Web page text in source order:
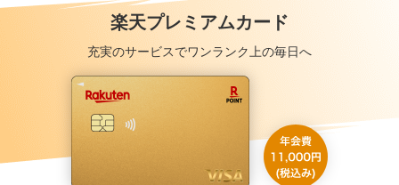
楽天プレミアムカード
充実のサービスでワンランク上の毎日へ